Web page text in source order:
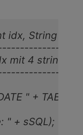
idx, String
mit 4 string
" +
" + sSQL);